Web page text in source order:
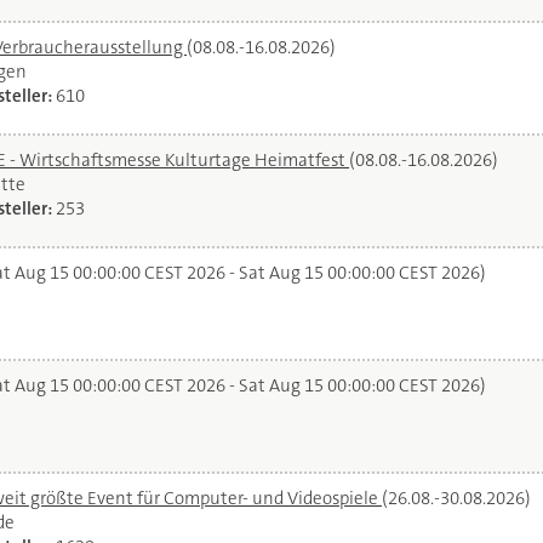
(08.08.-16.08.2026)
610
- Wirtschaftsmesse Kulturtage Heimatfest (08.08.-16.08.2026)
253
Aug 15 00:00:00 CEST 2026 - Sat Aug 15 00:00:00 CEST 2026)
Aug 15 00:00:00 CEST 2026 - Sat Aug 15 00:00:00 CEST 2026)
größte Event für Computer- und Videospiele (26.08.-30.08.2026)